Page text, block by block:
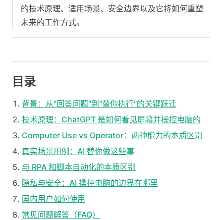
的技术原理、适用场景、安全边界以及它将如何重塑
未来的工作方式。
目录
背景：从"回答问题"到"替你执行"的关键跃迁
技术原理：ChatGPT 是如何看见屏幕并操控电脑的
Computer Use vs Operator：两种能力的本质区别
真实场景用例：AI 替你做这些事
与 RPA 和脚本自动化的本质区别
隐私与安全：AI 操控电脑的边界在哪里
国内用户如何使用
常见问题解答（FAQ）